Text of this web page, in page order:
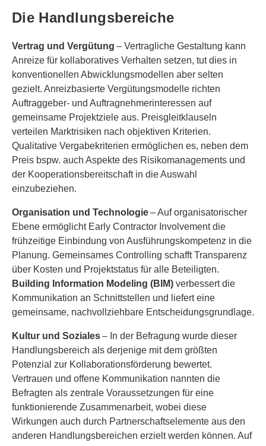
Die Handlungsbereiche
Vertrag und Vergütung – Vertragliche Gestaltung kann
Anreize für kollaboratives Verhalten setzen, tut dies in
konventionellen Abwicklungsmodellen aber selten
gezielt. Anreizbasierte Vergütungsmodelle richten
Auftraggeber- und Auftragnehmerinteressen auf
gemeinsame Projektziele aus. Preisgleitklauseln
verteilen Marktrisiken nach objektiven Kriterien.
Qualitative Vergabekriterien ermöglichen es, neben dem
Preis bspw. auch Aspekte des Risikomanagements und
der Kooperationsbereitschaft in die Auswahl
einzubeziehen.
Organisation und Technologie– Auf organisatorischer
Ebene ermöglicht Early Contractor Involvement die
frühzeitige Einbindung von Ausführungskompetenz in die
Planung. Gemeinsames Controlling schafft Transparenz
über Kosten und Projektstatus für alle Beteiligten.
Building Information Modeling (BIM) verbessert die
Kommunikation an Schnittstellen und liefert eine
gemeinsame, nachvollziehbare Entscheidungsgrundlage.
Kultur und Soziales– In der Befragung wurde dieser
Handlungsbereich als derjenige mit dem größten
Potenzial zur Kollaborationsförderung bewertet.
Vertrauen und offene Kommunikation nannten die
Befragten als zentrale Voraussetzungen für eine
funktionierende Zusammenarbeit, wobei diese
Wirkungen auch durch Partnerschaftselemente aus den
anderen Handlungsbereichen erzielt werden können. Auf